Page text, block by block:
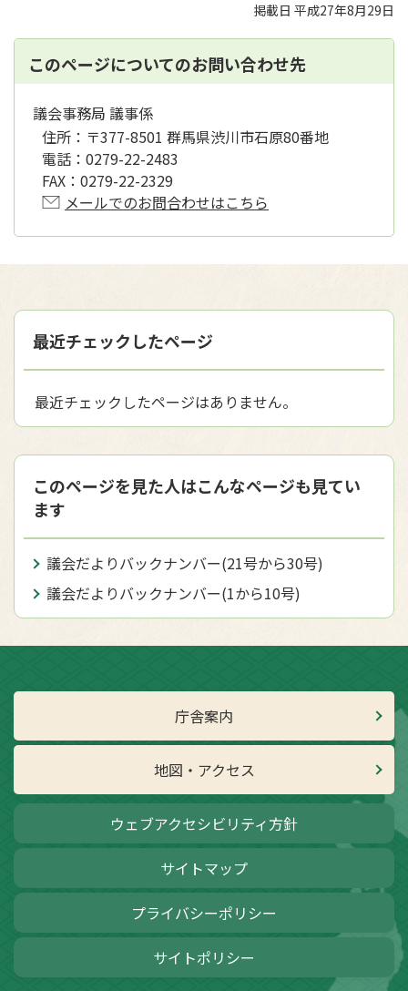
掲載日 平成27年8月29日
このページについてのお問い合わせ先
議会事務局 議事係
住所： 〒377-8501 群馬県渋川市石原80番地
電話： 0279-22-2483
FAX： 0279-22-2329
メールでのお問合わせはこちら
最近チェックしたページ
最近チェックしたページはありません。
このページを見た人はこんなページも見てい
ます
議会だよりバックナンバー(21号から30号)
議会だよりバックナンバー(1から10号)
庁舎案内
地図・アクセス
ウェブアクセシビリティ方針
サイトマップ
プライバシーポリシー
サイトポリシー